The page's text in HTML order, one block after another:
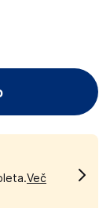
Več